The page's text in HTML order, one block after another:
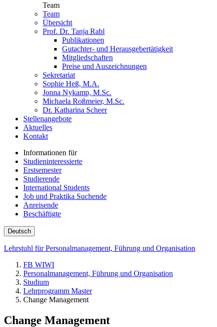
Team
Team
Übersicht
Prof. Dr. Tanja Rabl
Publikationen
Gutachter- und Herausgebertätigkeit
Mitgliedschaften
Preise und Auszeichnungen
Sekretariat
Sophie Heß, M.A.
Jonna Nykamp, M.Sc.
Michaela Roßmeier, M.Sc.
Dr. Katharina Scheer
Stellenangebote
Aktuelles
Kontakt
Informationen für
Studieninteressierte
Erstsemester
Studierende
International Students
Job und Praktika Suchende
Anreisende
Beschäftigte
Deutsch
Lehrstuhl für Personalmanagement, Führung und Organisation
FB WIWI
Personalmanagement, Führung und Organisation
Studium
Lehrprogramm Master
Change Management
Change Management